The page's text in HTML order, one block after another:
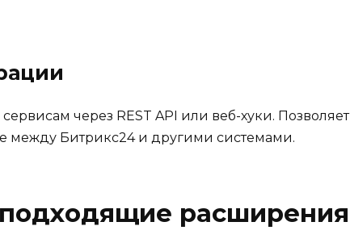
через REST API или веб-хуки. Позволяет
между Битрикс24 и другими системами.
расширения